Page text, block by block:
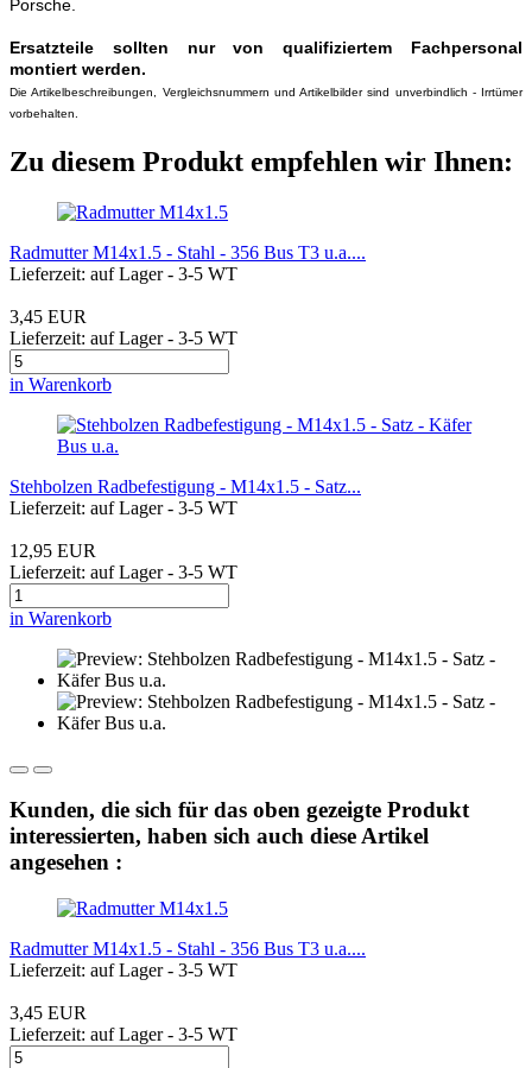
Porsche.
Ersatzteile sollten nur von qualifiziertem Fachpersonal
montiert werden.
Die Artikelbeschreibungen, Vergleichsnummern und Artikelbilder sind unverbindlich - Irrtümer
vorbehalten.
Zu diesem Produkt empfehlen wir Ihnen:
Radmutter M14x1.5 - Stahl - 356 Bus T3 u.a....
Lieferzeit: auf Lager - 3-5 WT
3,45 EUR
Lieferzeit: auf Lager - 3-5 WT
in Warenkorb
Stehbolzen Radbefestigung - M14x1.5 - Satz...
Lieferzeit: auf Lager - 3-5 WT
12,95 EUR
Lieferzeit: auf Lager - 3-5 WT
in Warenkorb
Kunden, die sich für das oben gezeigte Produkt
interessierten, haben sich auch diese Artikel
angesehen :
Radmutter M14x1.5 - Stahl - 356 Bus T3 u.a....
Lieferzeit: auf Lager - 3-5 WT
3,45 EUR
Lieferzeit: auf Lager - 3-5 WT